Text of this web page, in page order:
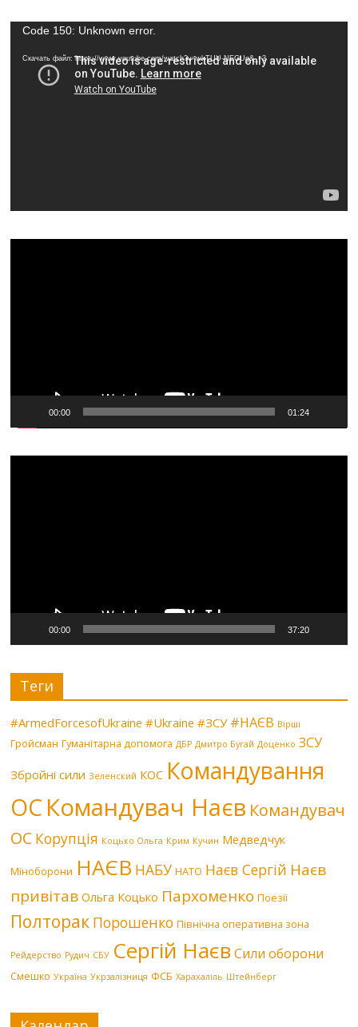
Видеоплеер
Code 150: Unknown error.
Скачать файл: https://www.youtube.com/watch?v=wkTUU-NEGUg&_=3
00:00 01:24
00:00 37:20
Теги
#ArmedForcesofUkraine #Ukraine #ЗСУ #НАЄВ Вірші
Гройсман Гуманітарна допомога ДБР Дмитро Бугай Доценко ЗСУ
Збройні сили Зеленский КОС Командування
ОС Командувач Наєв Командувач
ОС Корупція Коцько Ольга Крим Кучин Медведчук
Міноборони НАЄВ НАБУ НАТО Наєв Сергій Наєв
привітав Ольга Коцько Пархоменко Поезії
Полторак Порошенко Північна оперативна зона
Рейдерство Рудич СБУ Сергій Наєв Сили оборони
Смешко Україна Укрзалізниця ФСБ Харахаліль Штейнберг